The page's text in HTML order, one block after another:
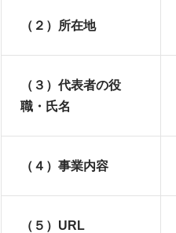
（２）所在地
（３）代表者の役
職・氏名
（４）事業内容
（５）URL